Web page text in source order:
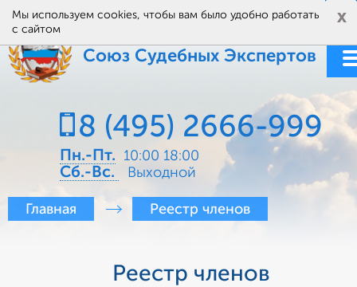
Мы используем cookies, чтобы вам было удобно работать
с сайтом
x
Союз Судебных Экспертов
8 (495) 2666-999
Пн.-Пт. 10:00 18:00
Cб.-Вс. Выходной
Главная Реестр членов
Реестр членов